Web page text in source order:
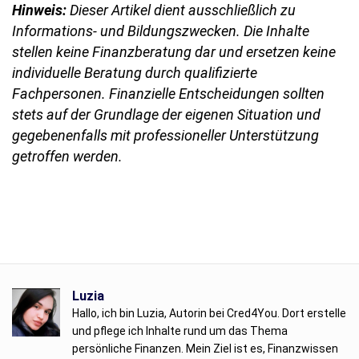
Hinweis:Dieser Artikel dient ausschließlich zu
Informations- und Bildungszwecken. Die Inhalte
stellen keine Finanzberatung dar und ersetzen keine
individuelle Beratung durch qualifizierte
Fachpersonen. Finanzielle Entscheidungen sollten
stets auf der Grundlage der eigenen Situation und
gegebenenfalls mit professioneller Unterstützung
getroffen werden.
Luzia
Hallo, ich bin Luzia, Autorin bei Cred4You. Dort erstelle
und pflege ich Inhalte rund um das Thema
persönliche Finanzen. Mein Ziel ist es, Finanzwissen